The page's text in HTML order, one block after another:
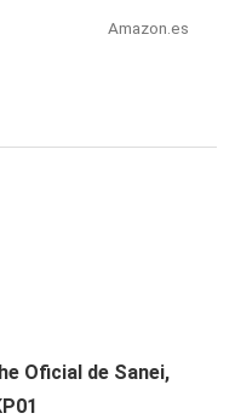
Amazon.es
Oficial de Sanei,